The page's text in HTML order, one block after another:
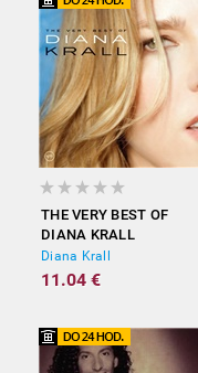
THE VERY BEST OF
DIANA KRALL
Diana Krall
11.04 €